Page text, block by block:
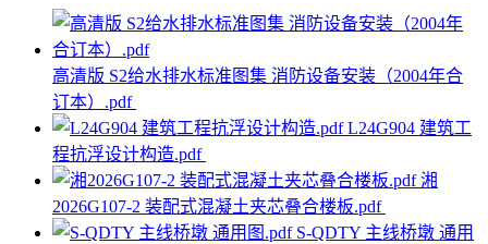
高清版 S2给水排水标准图集 消防设备安装（2004年合
订本）.pdf
L24G904 建筑工
程抗浮设计构造.pdf
湘
2026G107-2 装配式混凝土夹芯叠合楼板.pdf
S-QDTY 主线桥墩 通用